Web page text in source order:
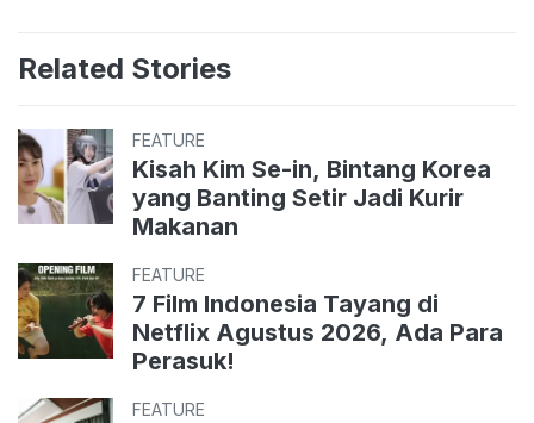
Related Stories
FEATURE
Kisah Kim Se-in, Bintang Korea
yang Banting Setir Jadi Kurir
Makanan
FEATURE
7 Film Indonesia Tayang di
Netflix Agustus 2026, Ada Para
Perasuk!
FEATURE